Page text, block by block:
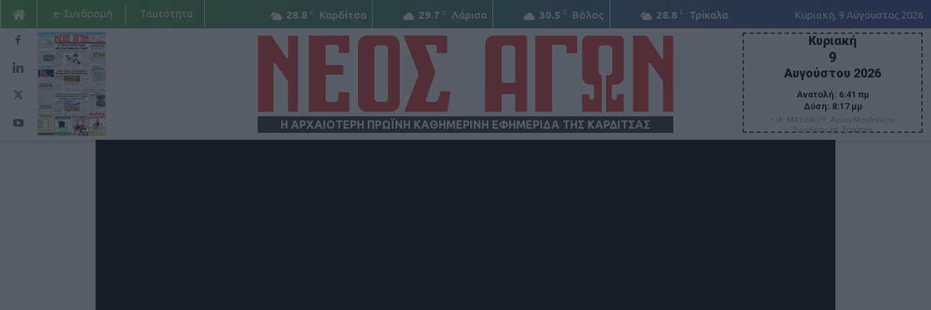
28.8 C Καρδίτσα 29.7 C Λάρισα 30.5 C Βόλος 28.8 C Τρίκαλα Κυριακή, 9 Αύγουστος 2026
e-Συνδρομή Ταυτότητα
Η ΑΡΧΑΙΟΤΕΡΗ ΠΡΩΪΝΗ ΚΑΘΗΜΕΡΙΝΗ ΕΦΗΜΕΡΙΔΑ ΤΗΣ ΚΑΡΔΙΤΣΑΣ
Κυριακή
9
Αυγούστου 2026
Ανατολή: 6:41 πμ
Δύση: 8:17 μμ
+ ΙΑ' ΜΑΤΘΑΙΟΥ. Αγίου Μανδηλίου,
Τιμοθέου επ. Ευρίπου